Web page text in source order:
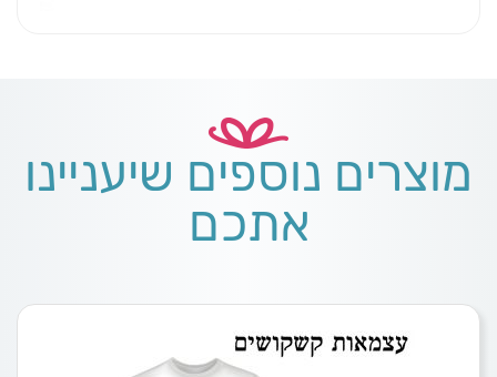
מוצרים נוספים שיעניינו
אתכם